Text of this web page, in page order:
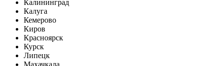
Калининград
Калуга
Кемерово
Киров
Красноярск
Курск
Липецк
Махачкала